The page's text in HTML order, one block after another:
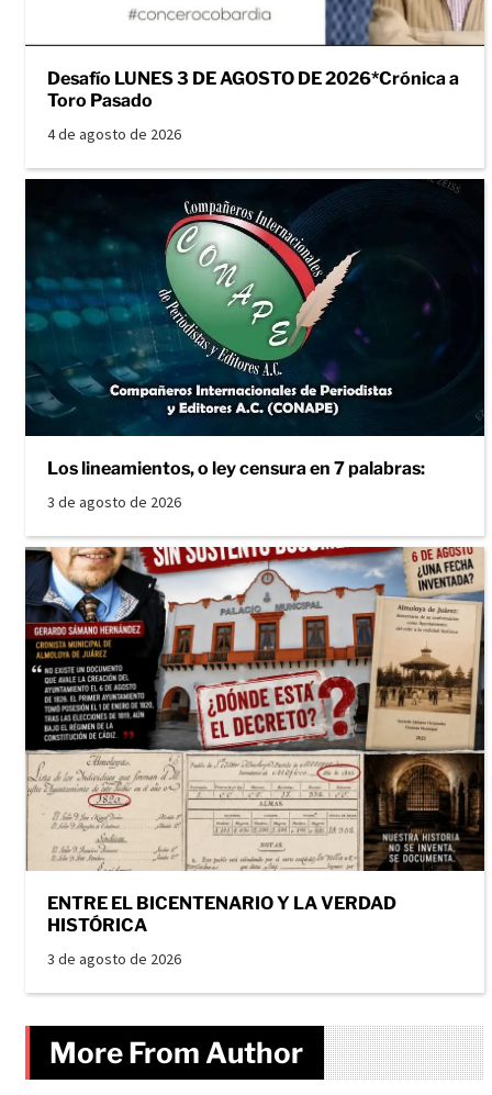
Desafío LUNES 3 DE AGOSTO DE 2026*Crónica a
Toro Pasado
4 de agosto de 2026
Los lineamientos, o ley censura en 7 palabras:
3 de agosto de 2026
ENTRE EL BICENTENARIO Y LA VERDAD
HISTÓRICA
3 de agosto de 2026
More From Author